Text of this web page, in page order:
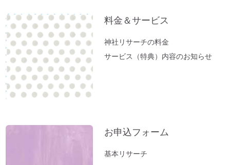
守神社」があなたをサポートします。
春分ですね。今週やるべきこととは？
方位除けへ行ってきました（２）あの空海
も祈願した「方違神社」＠大阪
方位除けへ行ってきました（１）方位取り
の時間がない方に。
お薬出しすぎニッポン。全部やめたら元気
立春前に「断捨離」を。
料金＆サービス
神社リサーチの料金
サービス（特典）内容のお知らせ
お申込フォーム
基本リサーチ